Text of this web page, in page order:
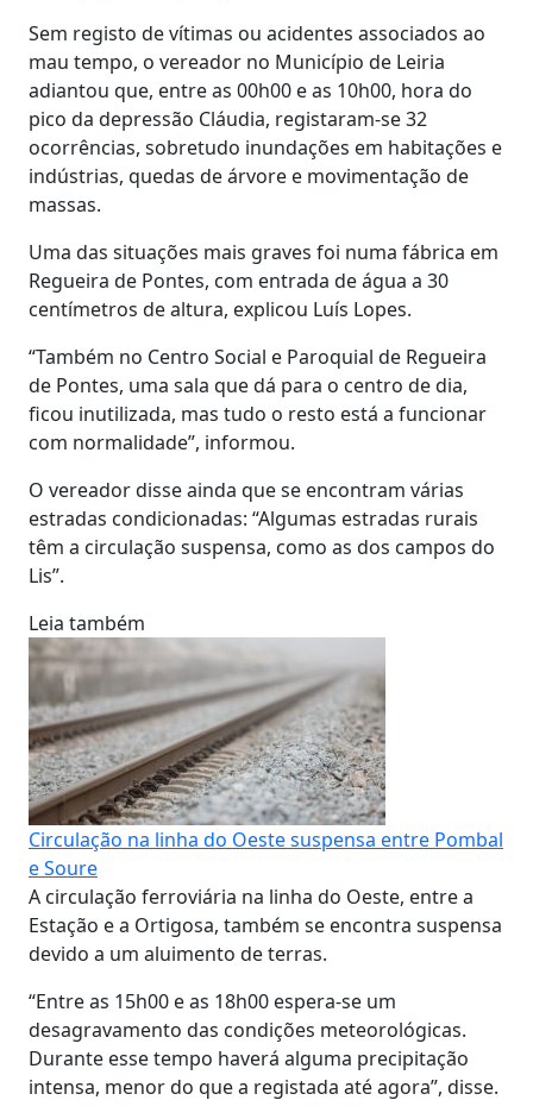
Sem registo de vítimas ou acidentes associados ao
mau tempo, o vereador no Município de Leiria
adiantou que, entre as 00h00 e as 10h00, hora do
pico da depressão Cláudia, registaram-se 32
ocorrências, sobretudo inundações em habitações e
indústrias, quedas de árvore e movimentação de
massas.
Uma das situações mais graves foi numa fábrica em
Regueira de Pontes, com entrada de água a 30
centímetros de altura, explicou Luís Lopes.
“Também no Centro Social e Paroquial de Regueira
de Pontes, uma sala que dá para o centro de dia,
ficou inutilizada, mas tudo o resto está a funcionar
com normalidade”, informou.
O vereador disse ainda que se encontram várias
estradas condicionadas: “Algumas estradas rurais
têm a circulação suspensa, como as dos campos do
Lis”.
Leia também
Circulação na linha do Oeste suspensa entre Pombal
e Soure
A circulação ferroviária na linha do Oeste, entre a
Estação e a Ortigosa, também se encontra suspensa
devido a um aluimento de terras.
“Entre as 15h00 e as 18h00 espera-se um
desagravamento das condições meteorológicas.
Durante esse tempo haverá alguma precipitação
intensa, menor do que a registada até agora”, disse.